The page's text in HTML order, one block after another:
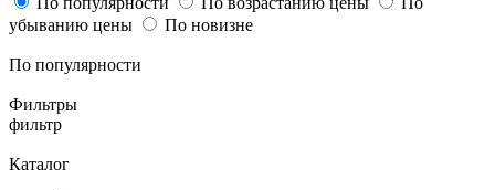
убыванию цены
По новизне
По популярности
Фильтры
фильтр
Каталог